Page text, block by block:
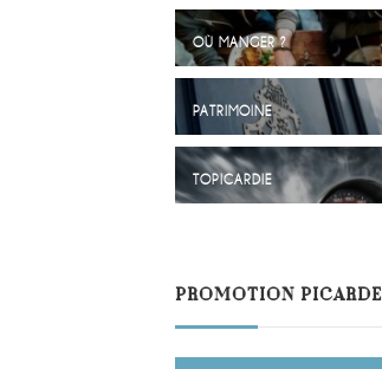
OÙ MANGER ?
PATRIMOINE
TOPICARDIE
PROMOTION PICARDE